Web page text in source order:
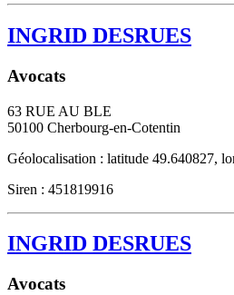
INGRID DESRUES
Avocats
63 RUE AU BLE
50100 Cherbourg-en-Cotentin
Géolocalisation : latitude 49.640827,
Siren : 451819916
INGRID DESRUES
Avocats